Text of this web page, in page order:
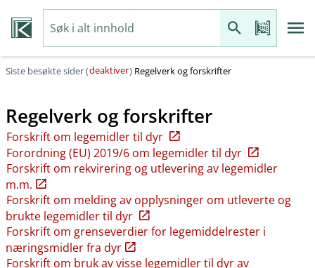
Siste besøkte sider (deaktiver) Regelverk og forskrifter
Regelverk og forskrifter
Forskrift om legemidler til dyr
Forordning (EU) 2019/6 om legemidler til dyr
Forskrift om rekvirering og utlevering av legemidler
m.m.
Forskrift om melding av opplysninger om utleverte og
brukte legemidler til dyr
Forskrift om grenseverdier for legemiddelrester i
næringsmidler fra dyr
Forskrift om bruk av visse legemidler til dyr av